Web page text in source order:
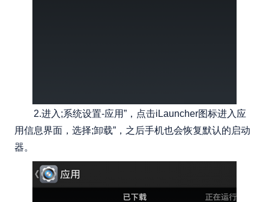
2.进入;系统设置-应用”，点击iLauncher图标进入应
用信息界面，选择;卸载”，之后手机也会恢复默认的启动
器。